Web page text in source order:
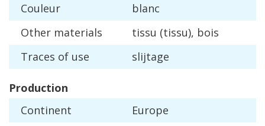
Couleur
blanc
Other materials tissu (tissu), bois
Traces of use slijtage
Production
Continent
Europe